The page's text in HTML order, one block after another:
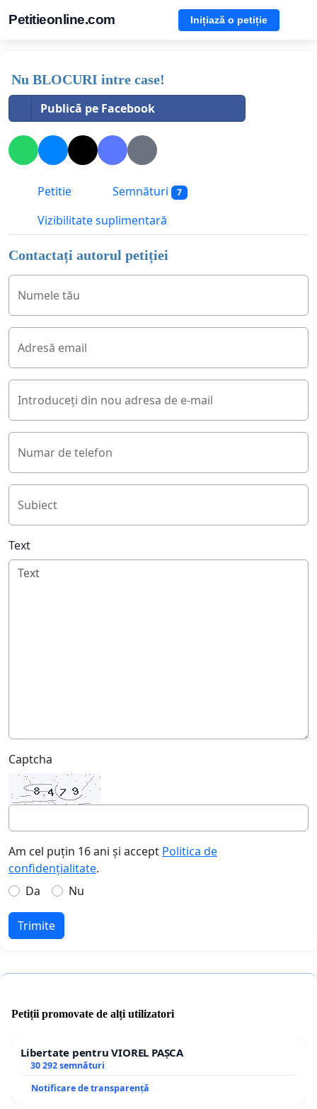
Petitieonline.com Inițiază o petiție
Nu BLOCURI intre case!
Publică pe Facebook
Petitie Semnături 7
Vizibilitate suplimentară
Contactați autorul petiției
Numele tău
Adresă email
Introduceți din nou adresa de e-mail
Numar de telefon
Subiect
Text
Captcha
Am cel puțin 16 ani și accept Politica de
confidențialitate.
Da
Nu
Trimite
Petiții promovate de alți utilizatori
Libertate pentru VIOREL PAȘCA
30 292 semnături
Notificare de transparență